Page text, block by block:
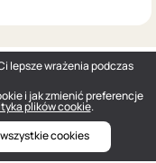
lepsze wrażenia podczas
i jak zmienić preferencje
plików cookie.
cookies